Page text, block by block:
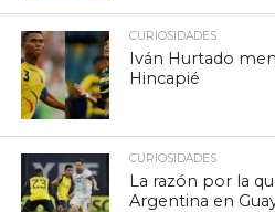
CURIOSIDADES
Iván Hurtado
Hincapié
CURIOSIDADES
La razón por la
Argentina en